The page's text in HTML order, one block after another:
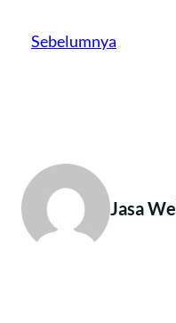
Sebelumnya
Jasa